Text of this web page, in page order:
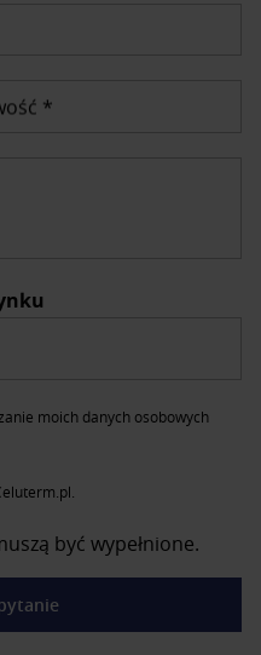
*
moich danych osobowych
być wypełnione.